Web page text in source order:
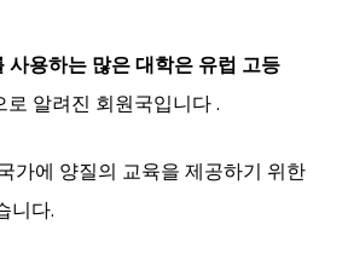
사용하는 많은 대학은 유럽 고등
로 알려진 회원국입니다 .
가에 양질의 교육을 제공하기 위한
니다.